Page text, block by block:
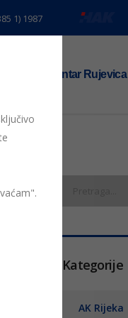
1) 1987
TS centar Rujevica
Kategorije
AK Rijeka